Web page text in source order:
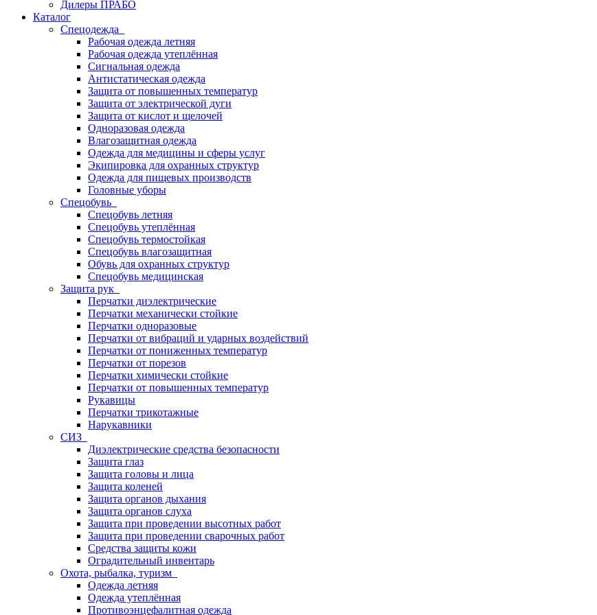
Дилеры ПРАБО
Каталог
Спецодежда
Рабочая одежда летняя
Рабочая одежда утеплённая
Сигнальная одежда
Антистатическая одежда
Защита от повышенных температур
Защита от электрической дуги
Защита от кислот и щелочей
Одноразовая одежда
Влагозащитная одежда
Одежда для медицины и сферы услуг
Экипировка для охранных структур
Одежда для пищевых производств
Головные уборы
Спецобувь
Спецобувь летняя
Спецобувь утеплённая
Спецобувь термостойкая
Спецобувь влагозащитная
Обувь для охранных структур
Спецобувь медицинская
Защита рук
Перчатки диэлектрические
Перчатки механически стойкие
Перчатки одноразовые
Перчатки от вибраций и ударных воздействий
Перчатки от пониженных температур
Перчатки от порезов
Перчатки химически стойкие
Перчатки от повышенных температур
Рукавицы
Перчатки трикотажные
Нарукавники
СИЗ
Диэлектрические средства безопасности
Защита глаз
Защита головы и лица
Защита коленей
Защита органов дыхания
Защита органов слуха
Защита при проведении высотных работ
Защита при проведении сварочных работ
Средства защиты кожи
Оградительный инвентарь
Охота, рыбалка, туризм
Одежда летняя
Одежда утеплённая
Противоэнцефалитная одежда